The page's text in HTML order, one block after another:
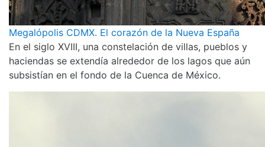
Megalópolis CDMX. El corazón de la Nueva España
En el siglo XVIII, una constelación de villas, pueblos y
haciendas se extendía alrededor de los lagos que aún
subsistían en el fondo de la Cuenca de México.